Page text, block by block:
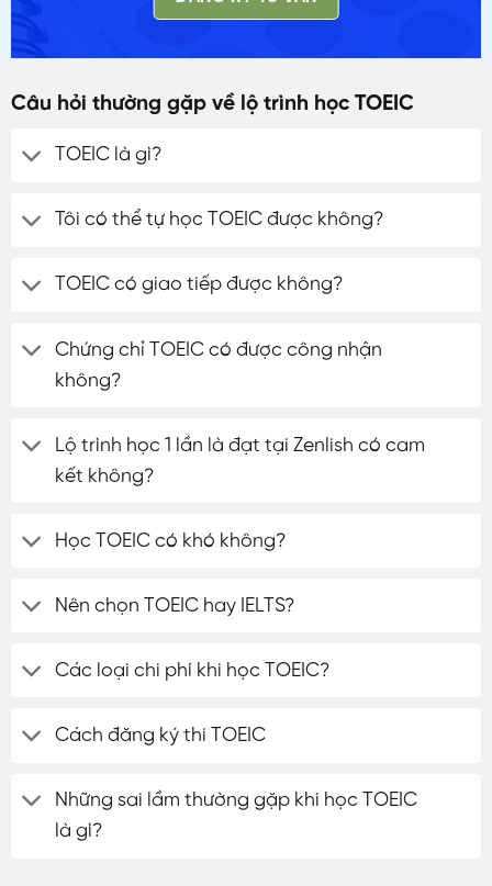
Câu hỏi thường gặp về lộ trình học TOEIC
TOEIC là gì?
Tôi có thể tự học TOEIC được không?
TOEIC có giao tiếp được không?
Chứng chỉ TOEIC có được công nhận
không?
Lộ trình học 1 lần là đạt tại Zenlish có cam
kết không?
Học TOEIC có khó không?
Nên chọn TOEIC hay IELTS?
Các loại chi phí khi học TOEIC?
Cách đăng ký thi TOEIC
Những sai lầm thường gặp khi học TOEIC
là gì?